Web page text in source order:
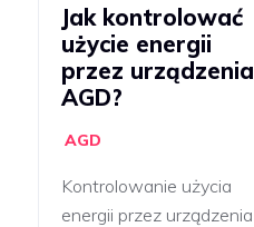
Jak kontrolować
użycie energii
przez urządzenia
AGD?
AGD
Kontrolowanie użycia
energii przez urządzenia